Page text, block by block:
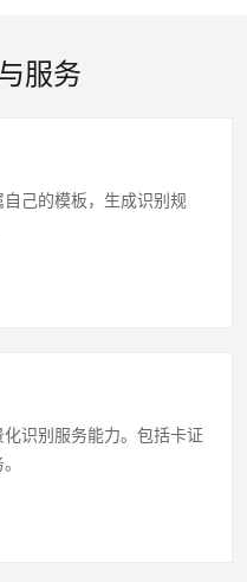
服务
己的模板，生成识别规
识别服务能力。包括卡证